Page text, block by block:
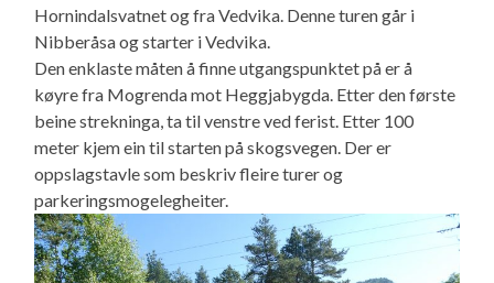
Hornindalsvatnet og fra Vedvika. Denne turen går i
Nibberåsa og starter i Vedvika.
Den enklaste måten å finne utgangspunktet på er å
køyre fra Mogrenda mot Heggjabygda. Etter den første
beine strekninga, ta til venstre ved ferist. Etter 100
meter kjem ein til starten på skogsvegen. Der er
oppslagstavle som beskriv fleire turer og
parkeringsmogelegheiter.